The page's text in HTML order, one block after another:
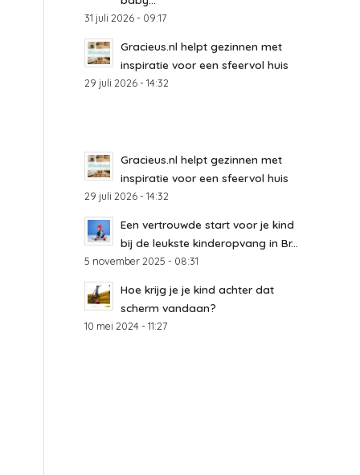
31 juli 2026 - 09:17
Gracieus.nl helpt gezinnen met
inspiratie voor een sfeervol huis
29 juli 2026 - 14:32
Gracieus.nl helpt gezinnen met
inspiratie voor een sfeervol huis
29 juli 2026 - 14:32
Een vertrouwde start voor je kind
bij de leukste kinderopvang in Br...
5 november 2025 - 08:31
Hoe krijg je je kind achter dat
scherm vandaan?
10 mei 2024 - 11:27